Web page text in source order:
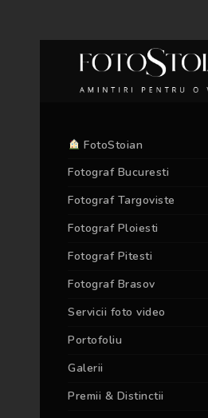
FotoStoian
Fotograf Bucuresti
Fotograf Targoviste
Fotograf Ploiesti
Fotograf Pitesti
Fotograf Brasov
Servicii foto video
Portofoliu
Galerii
Premii & Distinctii